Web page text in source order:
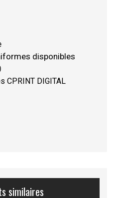
disponibles
similaires